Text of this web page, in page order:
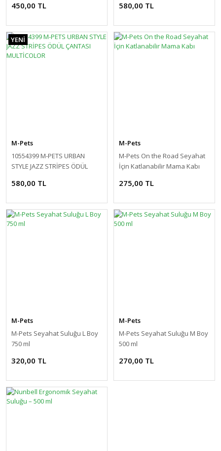
450,00 TL 580,00 TL
YENİ
M-Pets
10554399 M-PETS URBAN
STYLE JAZZ STRİPES ÖDÜL
580,00 TL
M-Pets
M-Pets On the Road Seyahat
İçin Katlanabilir Mama Kabı
275,00 TL
M-Pets
M-Pets Seyahat Suluğu L Boy
750 ml
320,00 TL
M-Pets
M-Pets Seyahat Suluğu M Boy
500 ml
270,00 TL